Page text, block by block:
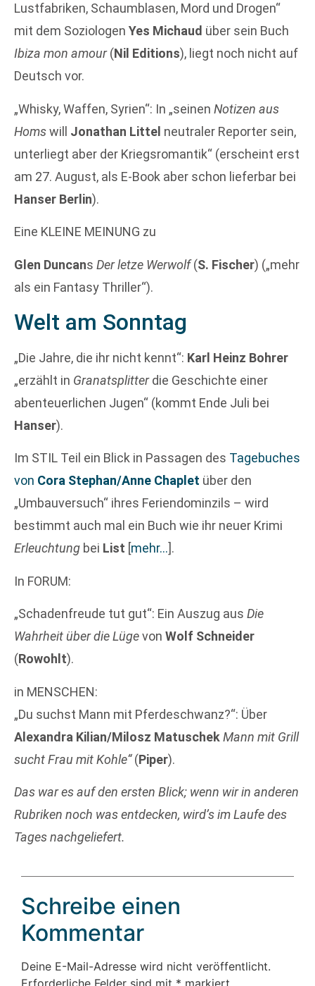
Lustfabriken, Schaumblasen, Mord und Drogen“
mit dem Soziologen Yes Michaud über sein Buch
Ibiza mon amour(Nil Editions), liegt noch nicht auf
Deutsch vor.
„Whisky, Waffen, Syrien“: In „seinen Notizen aus
Homswill Jonathan Littel neutraler Reporter sein,
unterliegt aber der Kriegsromantik“ (erscheint erst
am 27. August, als E-Book aber schon lieferbar bei
Hanser Berlin).
Eine KLEINE MEINUNG zu
Glen Duncans Der letze Werwolf(S. Fischer) („mehr
als ein Fantasy Thriller“).
Welt am Sonntag
„Die Jahre, die ihr nicht kennt“: Karl Heinz Bohrer
„erzählt in Granatsplitterdie Geschichte einer
abenteuerlichen Jugen“ (kommt Ende Juli bei
Hanser).
Im STIL Teil ein Blick in Passagen des Tagebuches
von Cora Stephan/Anne Chaplet über den
„Umbauversuch“ ihres Feriendominzils – wird
bestimmt auch mal ein Buch wie ihr neuer Krimi
Erleuchtung bei List [mehr…].
In FORUM:
„Schadenfreude tut gut“: Ein Auszug aus Die
Wahrheit über die Lügevon Wolf Schneider
(Rowohlt).
in MENSCHEN:
„Du suchst Mann mit Pferdeschwanz?‎“: Über
Alexandra Kilian/Milosz MatuschekMann mit Grill
sucht Frau mit Kohle“(Piper).
Das war es auf den ersten Blick; wenn wir in anderen
Rubriken noch was entdecken, wird’s im Laufe des
Tages nachgeliefert.
Schreibe einen
Kommentar
Deine E-Mail-Adresse wird nicht veröffentlicht.